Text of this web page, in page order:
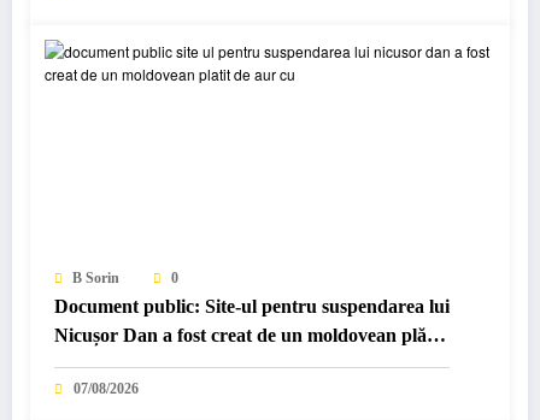
B Sorin 0
Document public: Site-ul pentru suspendarea lui
Nicușor Dan a fost creat de un moldovean plătit
de AUR cu…
07/08/2026